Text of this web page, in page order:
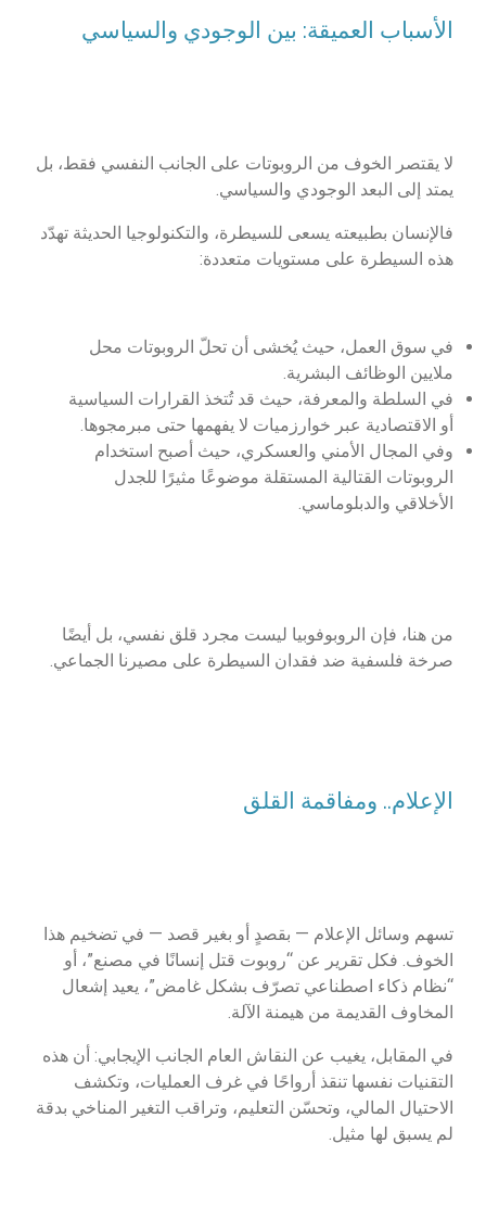
الأسباب العميقة: بين الوجودي والسياسي
لا يقتصر الخوف من الروبوتات على الجانب النفسي فقط، بل
يمتد إلى البعد الوجودي والسياسي.
فالإنسان بطبيعته يسعى للسيطرة، والتكنولوجيا الحديثة تهدّد
هذه السيطرة على مستويات متعددة:
في سوق العمل، حيث يُخشى أن تحلّ الروبوتات محل
ملايين الوظائف البشرية.
في السلطة والمعرفة، حيث قد تُتخذ القرارات السياسية
أو الاقتصادية عبر خوارزميات لا يفهمها حتى مبرمجوها.
وفي المجال الأمني والعسكري، حيث أصبح استخدام
الروبوتات القتالية المستقلة موضوعًا مثيرًا للجدل
الأخلاقي والدبلوماسي.
من هنا، فإن الروبوفوبيا ليست مجرد قلق نفسي، بل أيضًا
صرخة فلسفية ضد فقدان السيطرة على مصيرنا الجماعي.
الإعلام.. ومفاقمة القلق
تسهم وسائل الإعلام — بقصدٍ أو بغير قصد — في تضخيم هذا
الخوف. فكل تقرير عن “روبوت قتل إنسانًا في مصنع”، أو
“نظام ذكاء اصطناعي تصرّف بشكل غامض”، يعيد إشعال
المخاوف القديمة من هيمنة الآلة.
في المقابل، يغيب عن النقاش العام الجانب الإيجابي: أن هذه
التقنيات نفسها تنقذ أرواحًا في غرف العمليات، وتكشف
الاحتيال المالي، وتحسّن التعليم، وتراقب التغير المناخي بدقة
لم يسبق لها مثيل.